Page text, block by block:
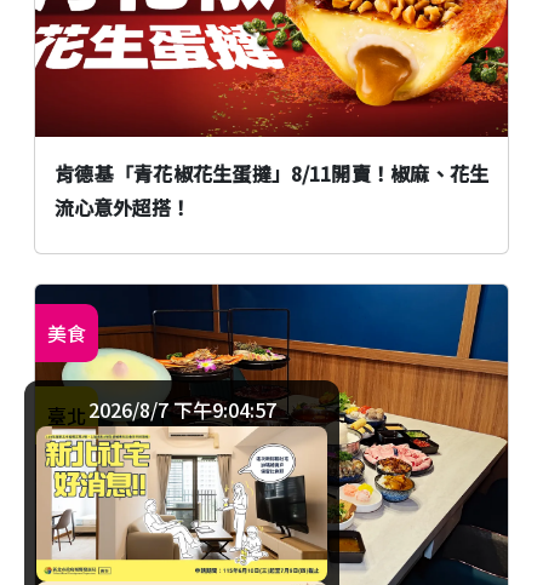
肯德基「青花椒花生蛋撻」8/11開賣！椒麻、花生
流心意外超搭！
美食
臺北2026/8/7 下午9:04:57